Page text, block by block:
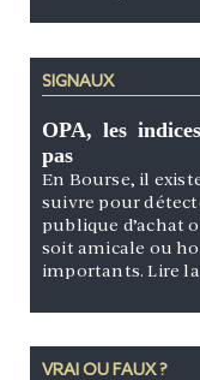
SIGNAUX
OPA, les
pas
En Bourse, il
suivre pour
publique d’achat
soit amicale ou
importants.Lire
VRAI OU FAUX ?